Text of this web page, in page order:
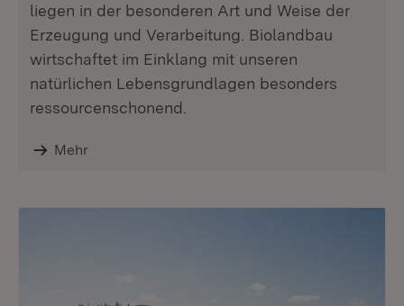
liegen in der besonderen Art und Weise der
Erzeugung und Verarbeitung. Biolandbau
wirtschaftet im Einklang mit unseren
natürlichen Lebensgrundlagen besonders
ressourcenschonend.
Mehr